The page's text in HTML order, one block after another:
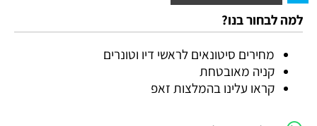
למה לבחור בנו?
מחירים סיטונאים לראשי דיו וטונרים
קניה מאובטחת
קראו עלינו בהמלצות זאפ